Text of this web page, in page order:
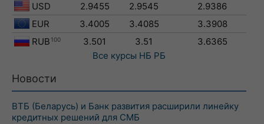
USD 2.9455 2.9545
2.9386
EUR
3.4005 3.4085
3.3908
RUB 100 3.501 3.51
3.6365
Все курсы НБ РБ
Новости
ВТБ (Беларусь) и Банк развития расширили линейку
кредитных решений для СМБ